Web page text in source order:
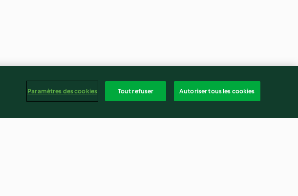
Paramètres des cookies Tout refuser Autoriser tous les cookies